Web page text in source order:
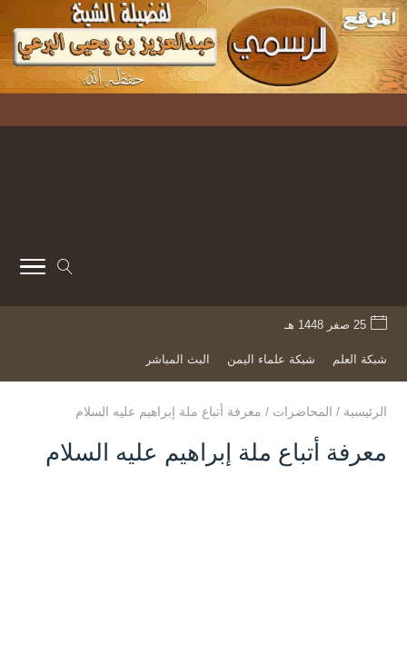
25 صفر 1448 هـ
شبكة العلم شبكة علماء اليمن البث المباشر
الرئيسية / المحاضرات / معرفة أتباع ملة إبراهيم عليه السلام
معرفة أتباع ملة إبراهيم عليه السلام